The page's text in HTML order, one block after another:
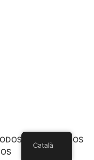
LOS DERECHOS
Català